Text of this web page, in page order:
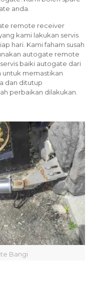
anda.
remote receiver
kami lakukan servis
hari. Kami faham susah
autogate remote
baiki autogate dari
untuk memastikan
dan ditutup
perbaikan dilakukan.
Bangi